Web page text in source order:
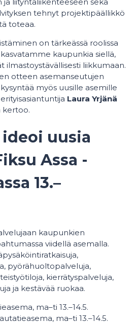
tehnyt projektipäällikkö
toteaa.
on tärkeässä roolissa
kaupunkia siellä,
ilmastoystävällisesti liikkumaan.
otteen asemanseutujen
myös uusille asemille
Laura Yrjänä
kertoo.
uusia
Assa -
13.–
kaupunkien
viidellä asemalla.
pyörähuoltopalveluja,
kierrätyspalveluja,
ja kestävää ruokaa.
ma–ti 13.–14.5.
ma–ti 13.–14.5.